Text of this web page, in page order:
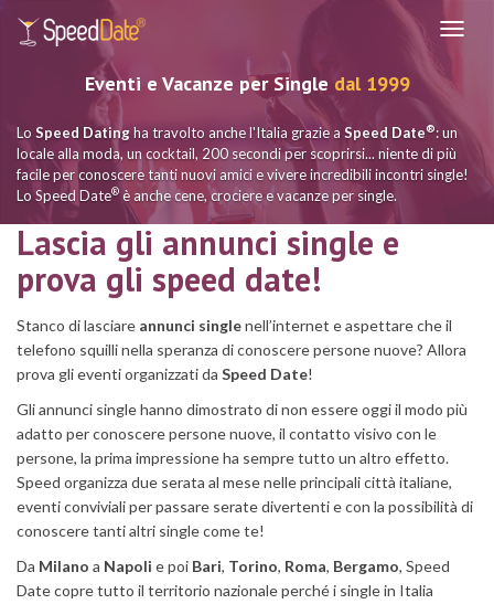
Eventi e Vacanze per Single dal 1999
Lo Speed Datingha travolto anche l'Italia grazie a Speed Date®: un
locale alla moda, un cocktail, 200 secondi per scoprirsi... niente di più
facile per conoscere tanti nuovi amici e vivere incredibili incontri single!
Lo Speed Date® è anche cene, crociere e vacanze per single.
Lascia gli annunci single e
prova gli speed date!
Stanco di lasciare annunci singlenell’internet e aspettare che il
telefono squilli nella speranza di conoscere persone nuove? Allora
prova gli eventi organizzati da Speed Date!
Gli annunci single hanno dimostrato di non essere oggi il modo più
adatto per conoscere persone nuove, il contatto visivo con le
persone, la prima impressione ha sempre tutto un altro effetto.
Speed organizza due serata al mese nelle principali città italiane,
eventi conviviali per passare serate divertenti e con la possibilità di
conoscere tanti altri single come te!
Da Milano a Napoli e poi Bari, Torino, Roma, Bergamo, Speed
Date copre tutto il territorio nazionale perché i single in Italia